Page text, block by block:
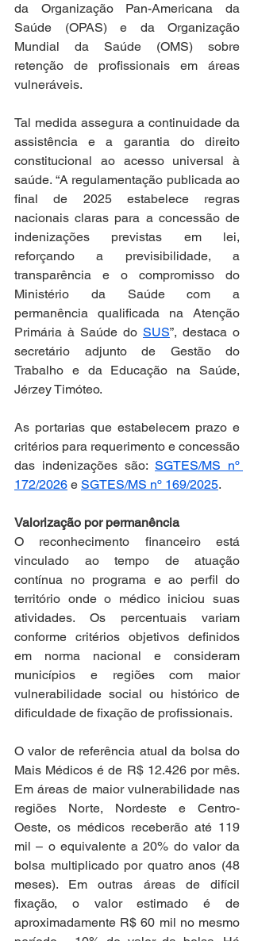
da Organização Pan-Americana da
Saúde (OPAS) e da Organização
Mundial da Saúde (OMS) sobre
retenção de profissionais em áreas
vulneráveis.
Tal medida assegura a continuidade da
assistência e a garantia do direito
constitucional ao acesso universal à
saúde. “A regulamentação publicada ao
final de 2025 estabelece regras
nacionais claras para a concessão de
indenizações previstas em lei,
reforçando a previsibilidade, a
transparência e o compromisso do
Ministério da Saúde com a
permanência qualificada na Atenção
Primária à Saúde do SUS”, destaca o
secretário adjunto de Gestão do
Trabalho e da Educação na Saúde,
Jérzey Timóteo.
As portarias que estabelecem prazo e
critérios para requerimento e concessão
das indenizações são: SGTES/MS nº
172/2026 e SGTES/MS nº 169/2025.
Valorização por permanência
O reconhecimento financeiro está
vinculado ao tempo de atuação
contínua no programa e ao perfil do
território onde o médico iniciou suas
atividades. Os percentuais variam
conforme critérios objetivos definidos
em norma nacional e consideram
municípios e regiões com maior
vulnerabilidade social ou histórico de
dificuldade de fixação de profissionais.
O valor de referência atual da bolsa do
Mais Médicos é de R$ 12.426 por mês.
Em áreas de maior vulnerabilidade nas
regiões Norte, Nordeste e Centro-
Oeste, os médicos receberão até 119
mil – o equivalente a 20% do valor da
bolsa multiplicado por quatro anos (48
meses). Em outras áreas de difícil
fixação, o valor estimado é de
aproximadamente R$ 60 mil no mesmo